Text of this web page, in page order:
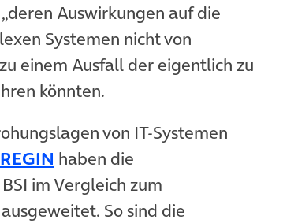
Auswirkungen auf die
Systemen nicht von
einem Ausfall der eigentlich zu
könnten.
von IT-Systemen
REGIN (öffnet in neuem Tab)
haben die
im Vergleich zum
So sind die